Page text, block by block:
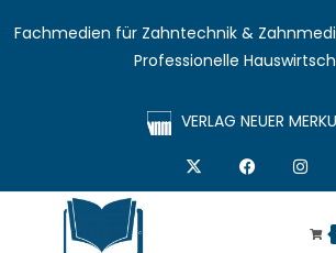
Fachmedien für Zahntechnik &
Professionelle
VERLAG NEUER